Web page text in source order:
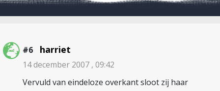
#6 harriet
14 december 2007 , 09:42
Vervuld van eindeloze overkant sloot zij haar